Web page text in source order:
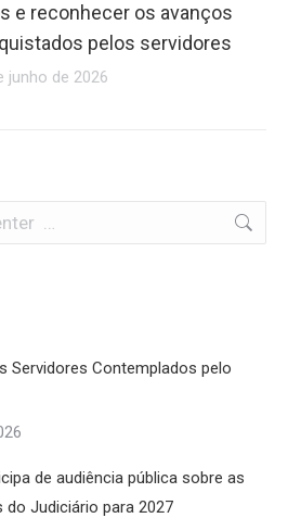
e reconhecer os avanços
pelos servidores
junho de 2026
Servidores Contemplados pelo
de audiência pública sobre as
do Judiciário para 2027